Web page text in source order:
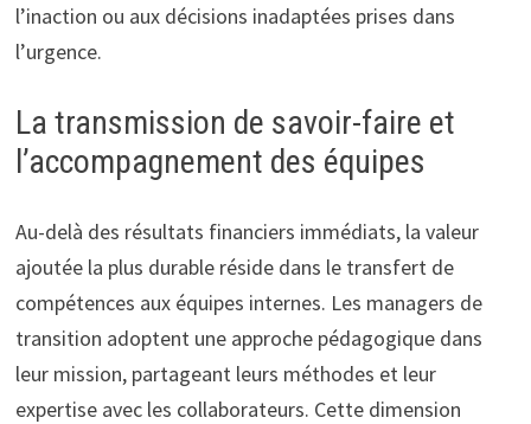
l’inaction ou aux décisions inadaptées prises dans
l’urgence.
La transmission de savoir-faire et
l’accompagnement des équipes
Au-delà des résultats financiers immédiats, la valeur
ajoutée la plus durable réside dans le transfert de
compétences aux équipes internes. Les managers de
transition adoptent une approche pédagogique dans
leur mission, partageant leurs méthodes et leur
expertise avec les collaborateurs. Cette dimension